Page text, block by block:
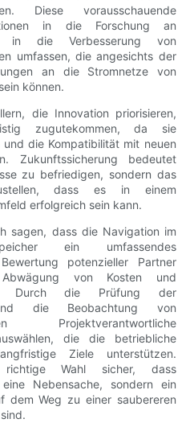
Diese vorausschauende
in die Forschung an
in die Verbesserung von
umfassen, die angesichts der
an die Stromnetze von
können.
die Innovation priorisieren,
zugutekommen, da sie
die Kompatibilität mit neuen
Zukunftssicherung bedeutet
zu befriedigen, sondern das
dass es in einem
erfolgreich sein kann.
sagen, dass die Navigation im
ein umfassendes
potenzieller Partner
von Kosten und
Durch die Prüfung der
und die Beobachtung von
Projektverantwortliche
die die betriebliche
Ziele unterstützen.
Wahl sicher, dass
Nebensache, sondern ein
dem Weg zu einer saubereren